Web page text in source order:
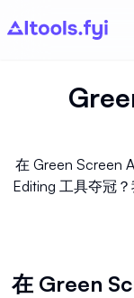
在 Green Screen
Editing 工具夺冠
在 Green